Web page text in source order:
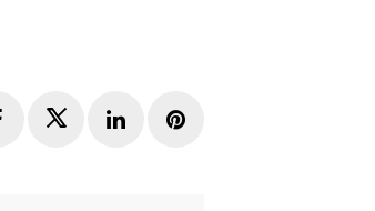
FacebookTwitterLinkedInPinterest